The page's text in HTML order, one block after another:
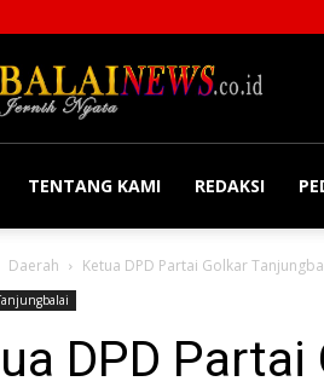
TENTANG KAMI REDAKSI
Daerah Ketua DPD Partai Golkar
DPD